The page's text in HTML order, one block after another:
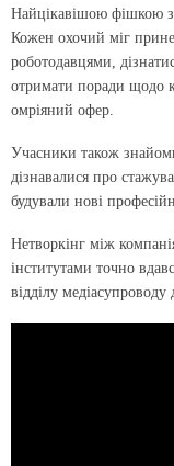
Найцікавішою фішкою
Кожен охочий міг
роботодавцями,
отримати поради щодо
омріяний офер.
Учасники також
дізнавалися про
будували нові
Нетворкінг між
інститутами точно
відділу медіасупроводу